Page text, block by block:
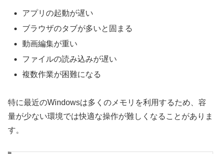
アプリの起動が遅い
ブラウザのタブが多いと固まる
動画編集が重い
ファイルの読み込みが遅い
複数作業が困難になる
特に最近のWindowsは多くのメモリを利用するため、容
量が少ない環境では快適な操作が難しくなることがありま
す。